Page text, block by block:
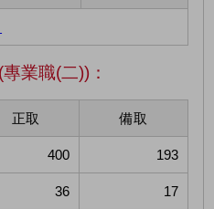
業職(二))：
正取 備取
400 193
36 17